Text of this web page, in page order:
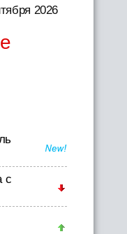
2026
с